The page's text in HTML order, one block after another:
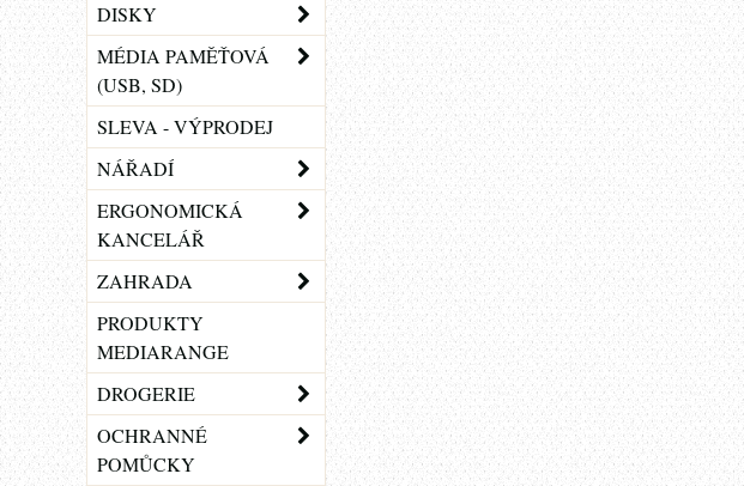
DISKY
MÉDIA PAMĚŤOVÁ
(USB, SD)
SLEVA - VÝPRODEJ
NÁŘADÍ
ERGONOMICKÁ
KANCELÁŘ
ZAHRADA
PRODUKTY
MEDIARANGE
DROGERIE
OCHRANNÉ
POMŮCKY